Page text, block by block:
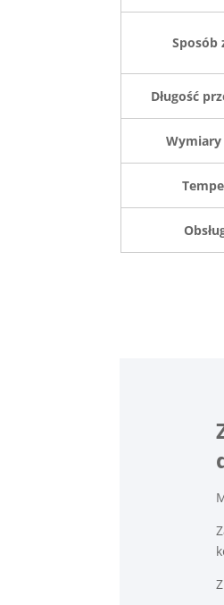
Sposób
Długość
Wymiary